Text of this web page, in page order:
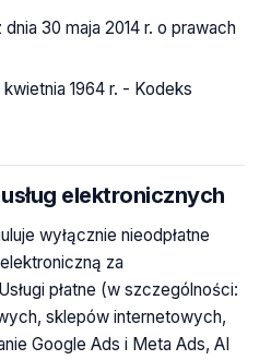
30 maja 2014 r. o prawach
1964 r. - Kodeks
elektronicznych
wyłącznie nieodpłatne
za
płatne (w szczególności:
sklepów internetowych,
Google Ads i Meta Ads, AI